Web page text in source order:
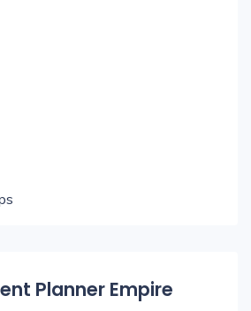
Planner Empire